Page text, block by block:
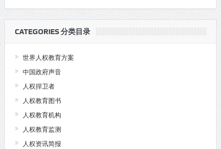
CATEGORIES 分类目录
世界人权教育方案
中国政府声音
人权捍卫者
人权教育图书
人权教育机构
人权教育监测
人权资讯简报